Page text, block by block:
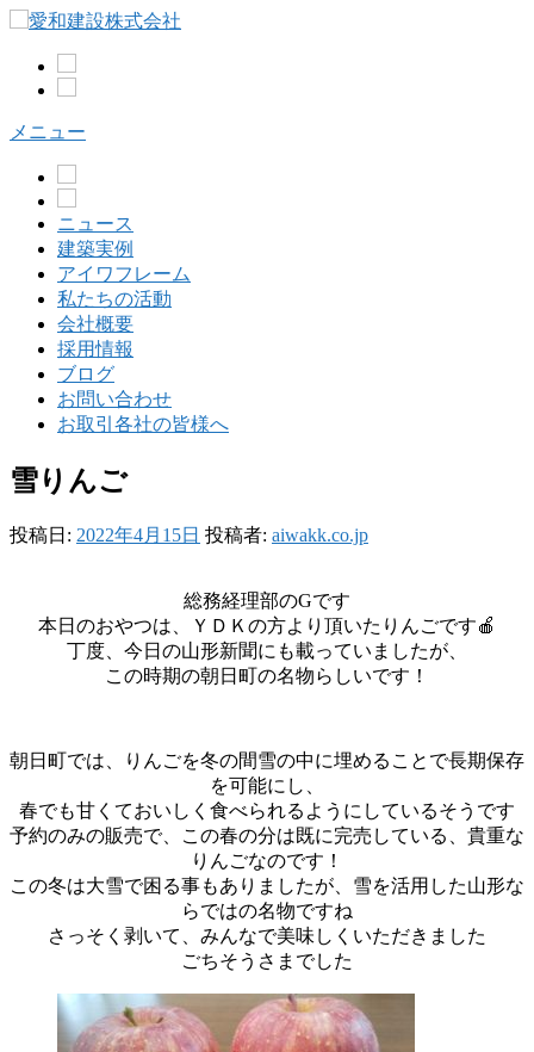
へ
メニュー
ニュース
建築実例
アイワフレーム
私たちの活動
会社概要
採用情報
ブログ
お問い合わせ
お取引各社の皆様へ
雪りんご
投稿日: 2022年4月15日 投稿者: aiwakk.co.jp
総務経理部のGです
本日のおやつは、ＹＤＫの方より頂いたりんごです🍎
丁度、今日の山形新聞にも載っていましたが、
この時期の朝日町の名物らしいです！
朝日町では、りんごを冬の間雪の中に埋めることで長期保存
を可能にし、
春でも甘くておいしく食べられるようにしているそうです
予約のみの販売で、この春の分は既に完売している、貴重な
りんごなのです！
この冬は大雪で困る事もありましたが、雪を活用した山形な
らではの名物ですね
さっそく剥いて、みんなで美味しくいただきました
ごちそうさまでした